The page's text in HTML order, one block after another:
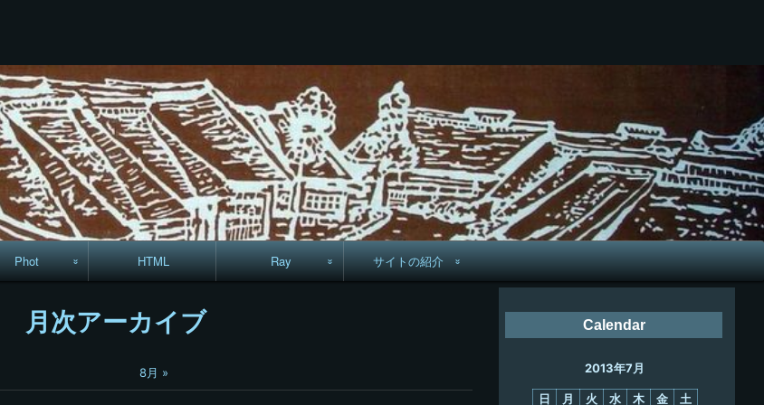
ン
ツ
へ
ス
キ
ッ
プ
22
POSTS-
3
COMMENTS-
9
13
12
7
5
5
8
Phot
コースマップ
HTML Ray サイトの紹介
月次アーカイブ
8月 »
Calendar
2013年7月
日 月 火 水 木 金 土